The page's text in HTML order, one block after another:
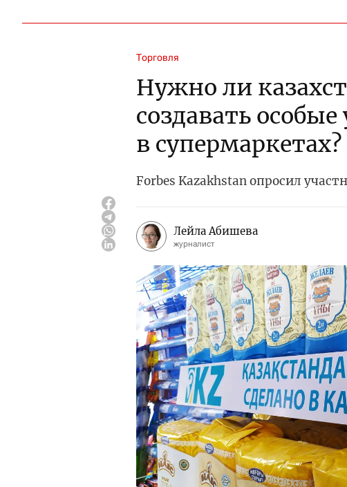
Торговля
Нужно ли
создавать особые
в супермаркетах?
Forbes Kazakhstan опросил
Лейла Абишева
журналист